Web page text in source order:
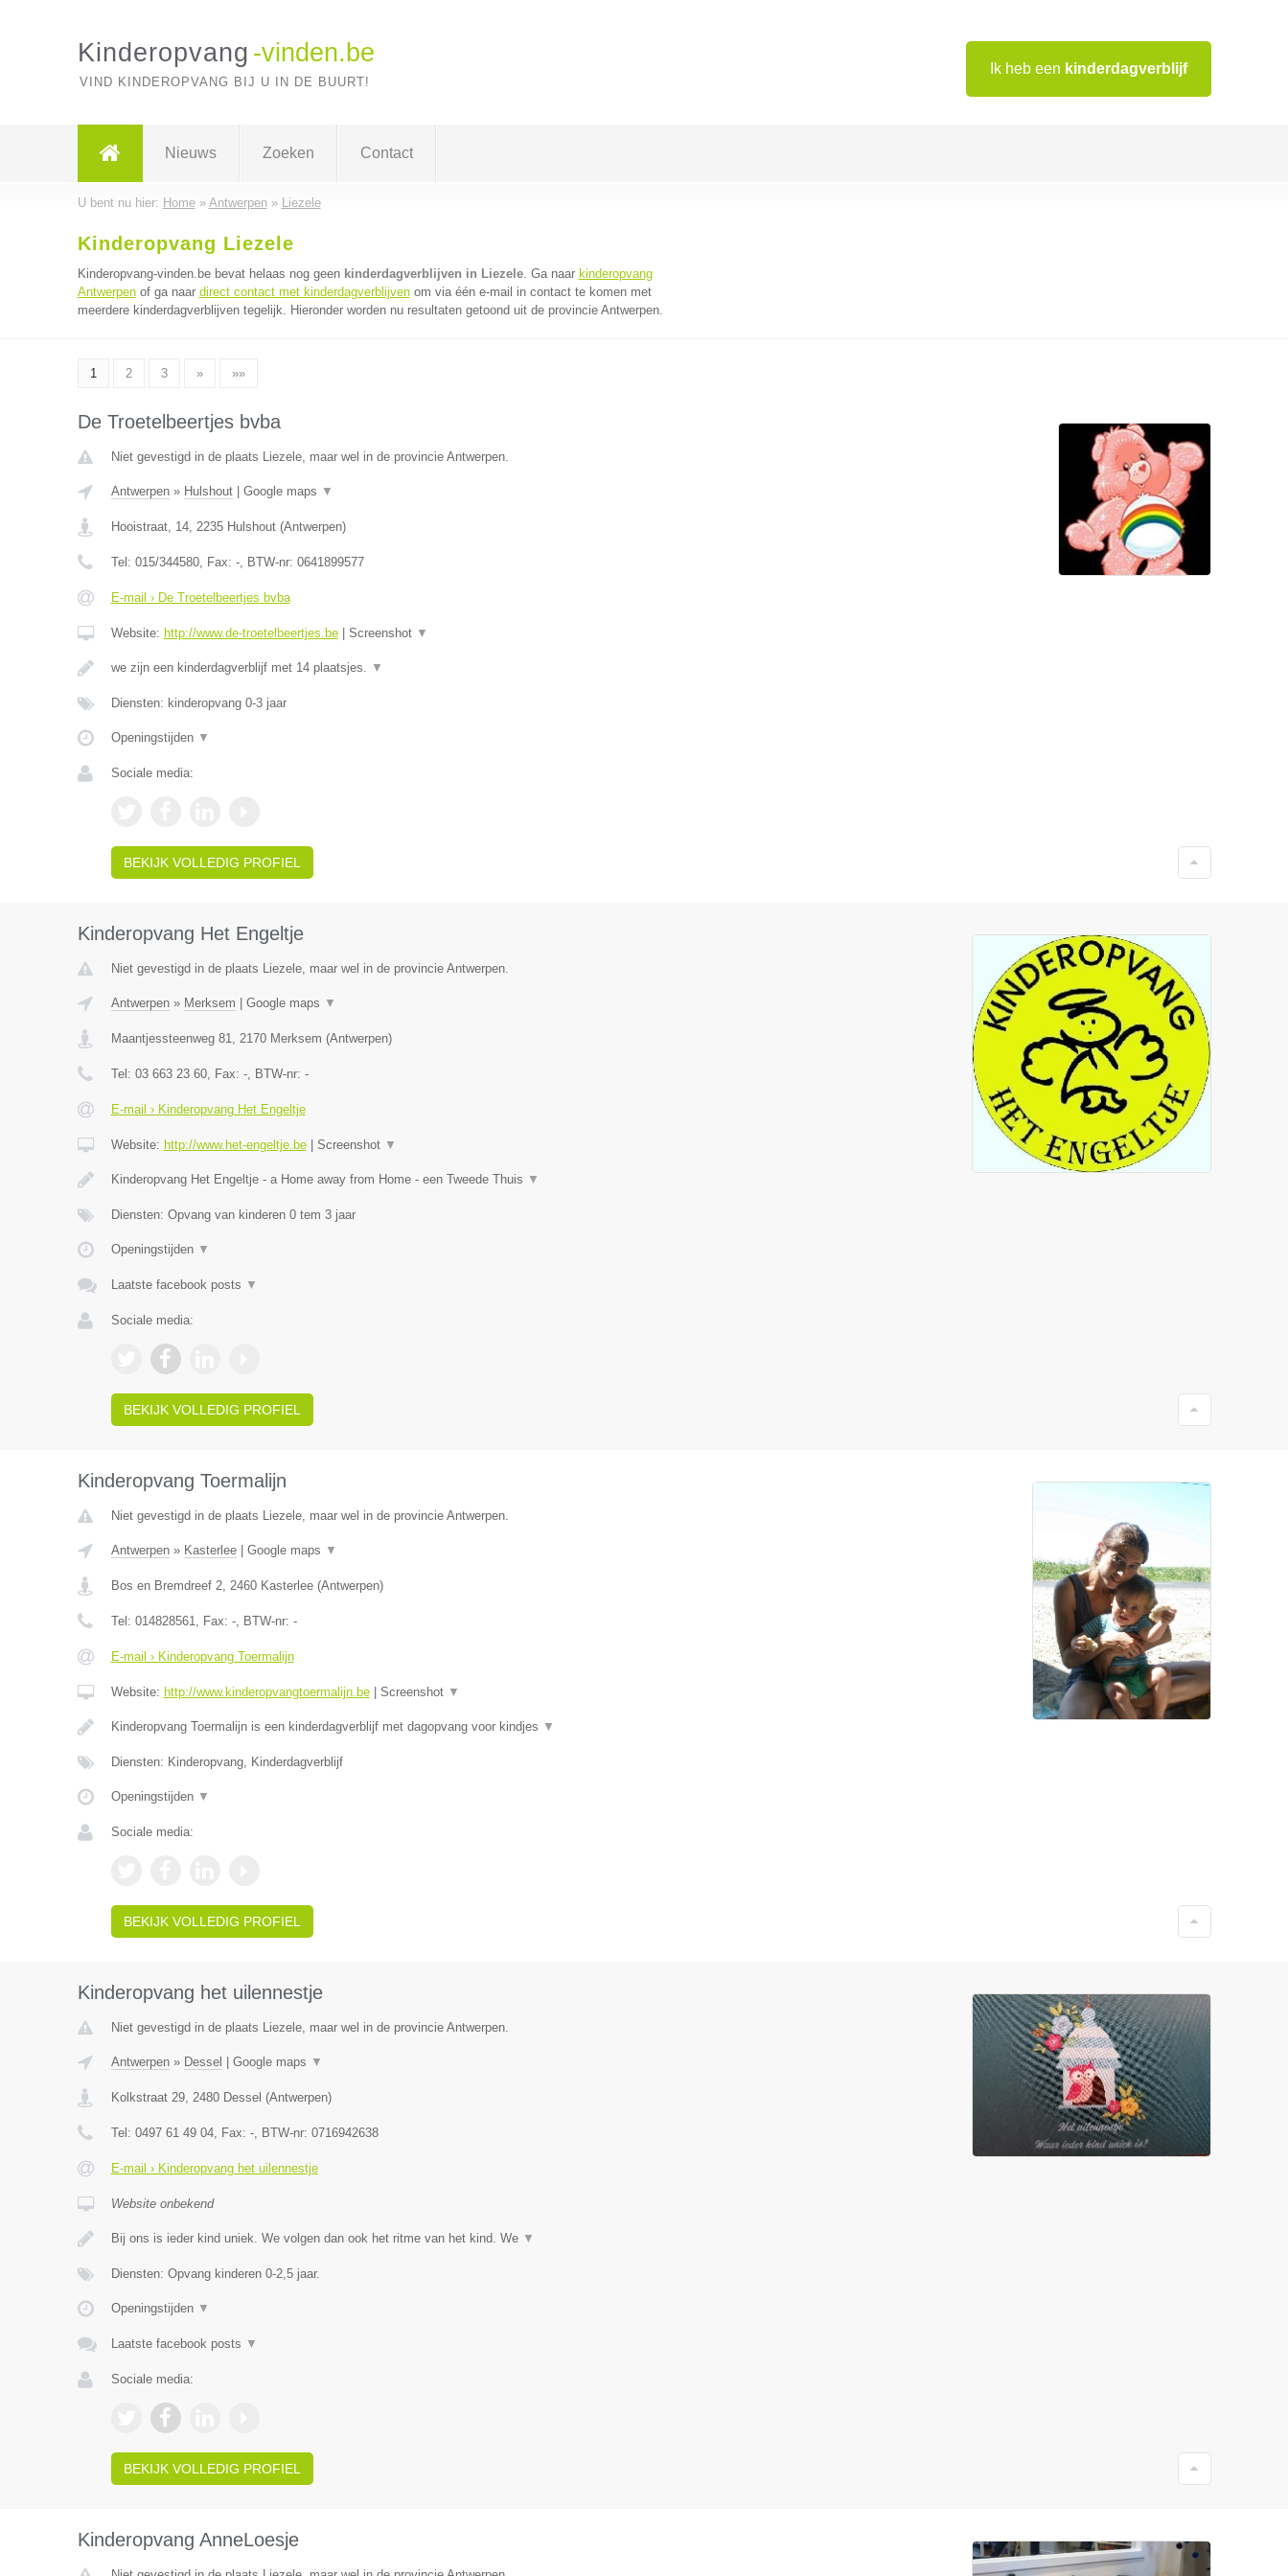
Ik heb een kinderdagverblijf
Kinderopvang -vinden.be
VIND KINDEROPVANG BIJ U IN DE BUURT!
Nieuws Zoeken Contact
U bent nu hier: Home» Antwerpen» Liezele
Kinderopvang Liezele
Kinderopvang-vinden.be bevat helaas nog geen kinderdagverblijven in Liezele. Ga naar kinderopvang
Antwerpenof ga naar direct contact met kinderdagverblijvenom via één e-mail in contact te komen met
meerdere kinderdagverblijven tegelijk. Hieronder worden nu resultaten getoond uit de provincie Antwerpen.
1 2 3 » »»
De Troetelbeertjes bvba
Niet gevestigd in de plaats Liezele, maar wel in de provincie Antwerpen.
Antwerpen» Hulshout| Google maps ▼
Hooistraat, 14, 2235 Hulshout(Antwerpen)
Tel: 015/344580, Fax: -, BTW-nr: 0641899577
E-mail › De Troetelbeertjes bvba
Website: http://www.de-troetelbeertjes.be| Screenshot ▼
we zijn een kinderdagverblijf met 14 plaatsjes. ▼
Diensten: kinderopvang 0-3 jaar
Openingstijden ▼
Sociale media:
BEKIJK VOLLEDIG PROFIEL
Kinderopvang Het Engeltje
Niet gevestigd in de plaats Liezele, maar wel in de provincie Antwerpen.
Antwerpen» Merksem Google maps ▼
Maantjessteenweg 81, 2170 Merksem (Antwerpen)
Tel: 03 663 23 60, Fax: -, BTW-nr: -
E-mail › Kinderopvang Het Engeltje
Website: http://www.het-engeltje.be| Screenshot ▼
Kinderopvang Het Engeltje - a Home away from Home - een Tweede Thuis ▼
Diensten: Opvang van kinderen 0 tem 3 jaar
Openingstijden ▼
Laatste facebook posts ▼
Sociale media:
BEKIJK VOLLEDIG PROFIEL
Kinderopvang Toermalijn
Niet gevestigd in de plaats Liezele, maar wel in de provincie Antwerpen.
Antwerpen» Kasterlee| Google maps ▼
Bos en Bremdreef 2, 2460 Kasterlee(Antwerpen)
Tel: 014828561, Fax: -, BTW-nr: -
E-mail › Kinderopvang Toermalijn
Website: http://www.kinderopvangtoermalijn.be| Screenshot ▼
Kinderopvang Toermalijn is een kinderdagverblijf met dagopvang voor kindjes ▼
Diensten: Kinderopvang, Kinderdagverblijf
Openingstijden ▼
Sociale media:
BEKIJK VOLLEDIG PROFIEL
Kinderopvang het uilennestje
Niet gevestigd in de plaats Liezele, maar wel in de provincie Antwerpen.
Antwerpen» Dessel Google maps ▼
Kolkstraat 29, 2480 Dessel (Antwerpen)
Tel: 0497 61 49 04, Fax: -, BTW-nr: 0716942638
E-mail › Kinderopvang het uilennestje
Website onbekend
Bij ons is ieder kind uniek. We volgen dan ook het ritme van het kind. We ▼
Diensten: Opvang kinderen 0-2,5 jaar.
Openingstijden ▼
Laatste facebook posts ▼
Sociale media:
BEKIJK VOLLEDIG PROFIEL
Kinderopvang AnneLoesje